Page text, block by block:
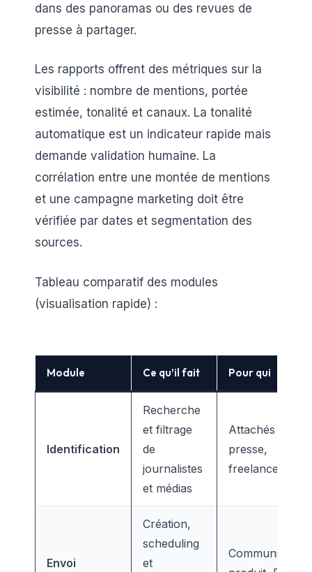
dans des panoramas ou des revues de
presse à partager.
Les rapports offrent des métriques sur la
visibilité : nombre de mentions, portée
estimée, tonalité et canaux. La tonalité
automatique est un indicateur rapide mais
demande validation humaine. La
corrélation entre une montée de mentions
et une campagne marketing doit être
vérifiée par dates et segmentation des
sources.
Tableau comparatif des modules
(visualisation rapide) :
Module Ce qu’il fait Pour qui
Identification
Recherche
et filtrage
de
journalistes
et médias
Attachés de
presse,
freelances
Envoi
Création,
scheduling
et
Communication